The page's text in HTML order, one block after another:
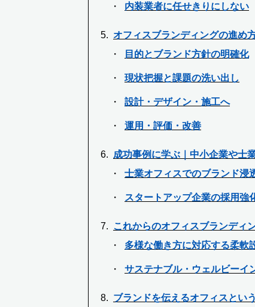
内装業者に任せきりにしない
オフィスブランディングの進め
目的とブランド方針の明確化
現状把握と課題の洗い出し
設計・デザイン・施工へ
運用・評価・改善
成功事例に学ぶ｜中小企業や士
士業オフィスでのブランド浸
スタートアップ企業の採用強
これからのオフィスブランディ
多様な働き方に対応する柔軟
サステナブル・ウェルビーイ
ブランドを伝えるオフィスとい